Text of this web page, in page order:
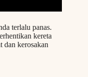
terlalu panas.
kereta
dan kerosakan